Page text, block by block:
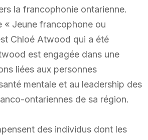
la francophonie ontarienne.
« Jeune francophone ou
Chloé Atwood qui a été
est engagée dans une
liées aux personnes
mentale et au leadership des
ontariennes de sa région.
des individus dont les